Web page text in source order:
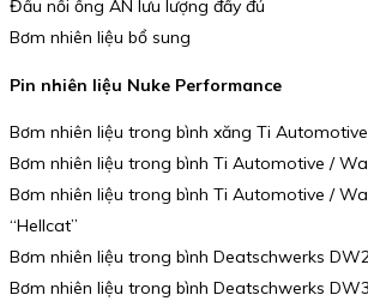
Đầu nối ống AN lưu lượng đầy đủ
Bơm nhiên liệu bổ sung
Pin nhiên liệu Nuke Performance
Bơm nhiên liệu trong bình xăng Ti
Bơm nhiên liệu trong bình Ti Automotive /
Bơm nhiên liệu trong bình Ti Automotive /
“Hellcat”
Bơm nhiên liệu trong bình Deatschwerks
Bơm nhiên liệu trong bình Deatschwerks